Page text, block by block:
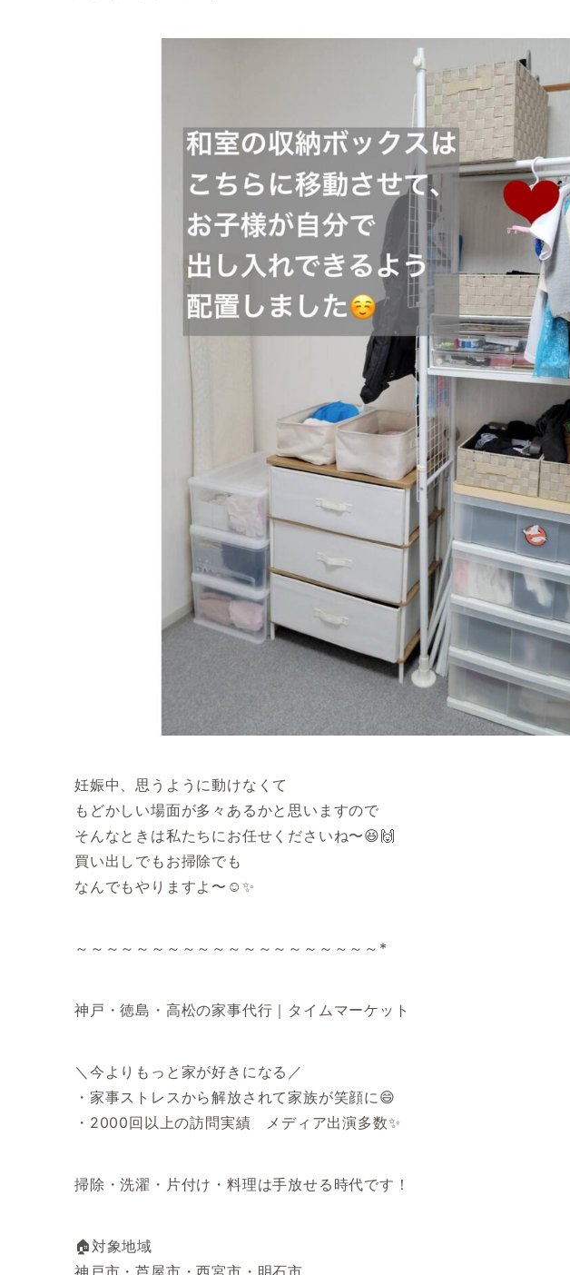
妊娠中、思うように動けなくて
もどかしい場面が多々あるかと思いますので
そんなときは私たちにお任せくださいね〜😆🙌
買い出しでもお掃除でも
なんでもやりますよ〜☺️✨
～～～～～～～～～～～～～～～～～～～～*
神戸・徳島・高松の家事代行｜タイムマーケット
＼今よりもっと家が好きになる／
・家事ストレスから解放されて家族が笑顔に😄
・2000回以上の訪問実績 メディア出演多数✨
掃除・洗濯・片付け・料理は手放せる時代です！
🏠対象地域